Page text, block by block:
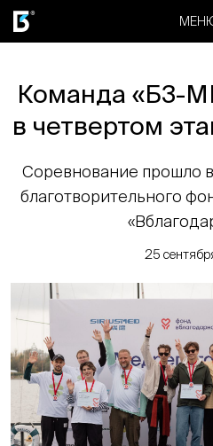
Команда «Б3-
в четвертом
Соревнование прошло
благотворительного
25